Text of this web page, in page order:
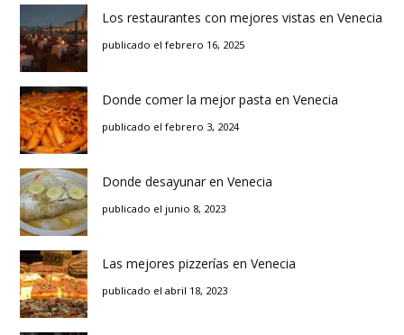
Los restaurantes con mejores vistas en Venecia
publicado el febrero 16, 2025
Donde comer la mejor pasta en Venecia
publicado el febrero 3, 2024
Donde desayunar en Venecia
publicado el junio 8, 2023
Las mejores pizzerías en Venecia
publicado el abril 18, 2023